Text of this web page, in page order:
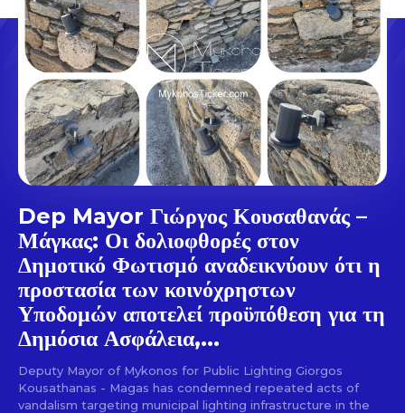
Dep Mayor Γιώργος Κουσαθανάς –
Μάγκας: Οι δολιοφθορές στον
Δημοτικό Φωτισμό αναδεικνύουν ότι η
προστασία των κοινόχρηστων
Υποδομών αποτελεί προϋπόθεση για τη
Δημόσια Ασφάλεια,...
Deputy Mayor of Mykonos for Public Lighting Giorgos
Kousathanas - Magas has condemned repeated acts of
vandalism targeting municipal lighting infrastructure in the